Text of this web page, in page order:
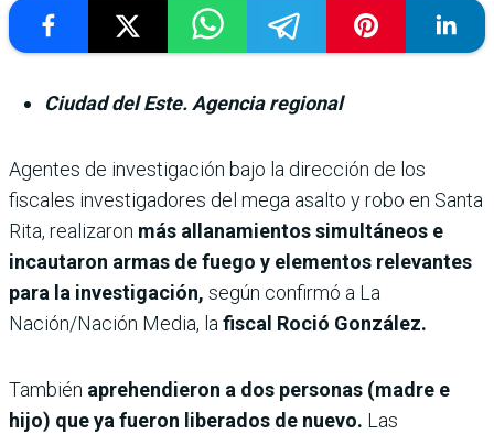
Ciudad del Este. Agencia regional
Agentes de investigación bajo la dirección de los
fiscales investigadores del mega asalto y robo en Santa
Rita, realizaron más allanamientos simultáneos e
incautaron armas de fuego y elementos relevantes
para la investigación, según confirmó a La
Nación/Nación Media, lafiscal Roció González.
También aprehendieron a dos personas (madre e
hijo) que ya fueron liberados de nuevo. Las